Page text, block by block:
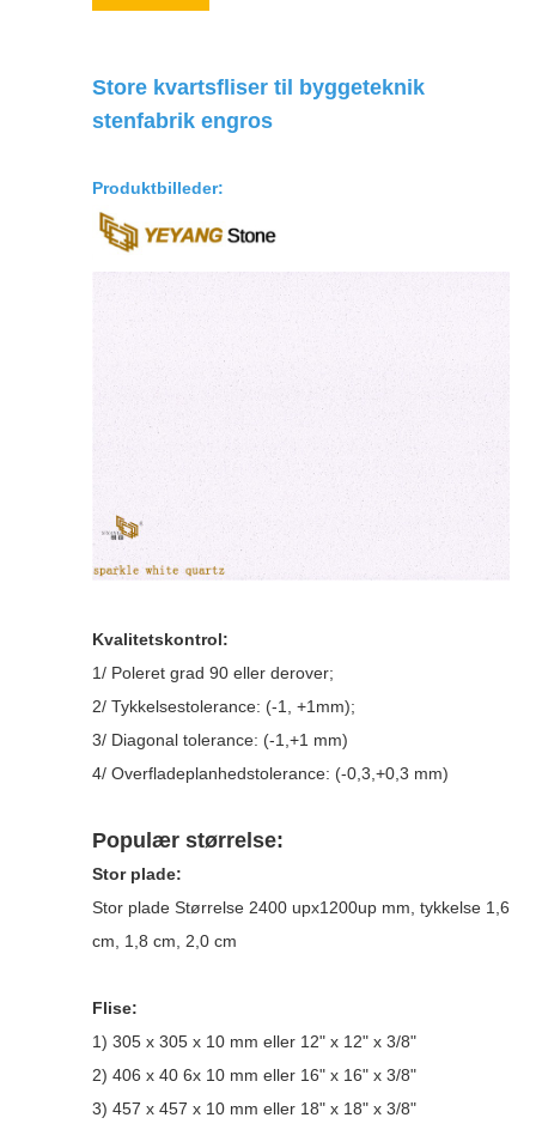
Store kvartsfliser til byggeteknik
stenfabrik engros
Produktbilleder:
Kvalitetskontrol:
1/ Poleret grad 90 eller derover;
2/ Tykkelsestolerance: (-1, +1mm);
3/ Diagonal tolerance: (-1,+1 mm)
4/ Overfladeplanhedstolerance: (-0,3,+0,3 mm)
Populær størrelse:
Stor plade:
Stor plade Størrelse 2400 upx1200up mm, tykkelse 1,6
cm, 1,8 cm, 2,0 cm
Flise:
1) 305 x 305 x 10 mm eller 12" x 12" x 3/8"
2) 406 x 40 6x 10 mm eller 16" x 16" x 3/8"
3) 457 x 457 x 10 mm eller 18" x 18" x 3/8"